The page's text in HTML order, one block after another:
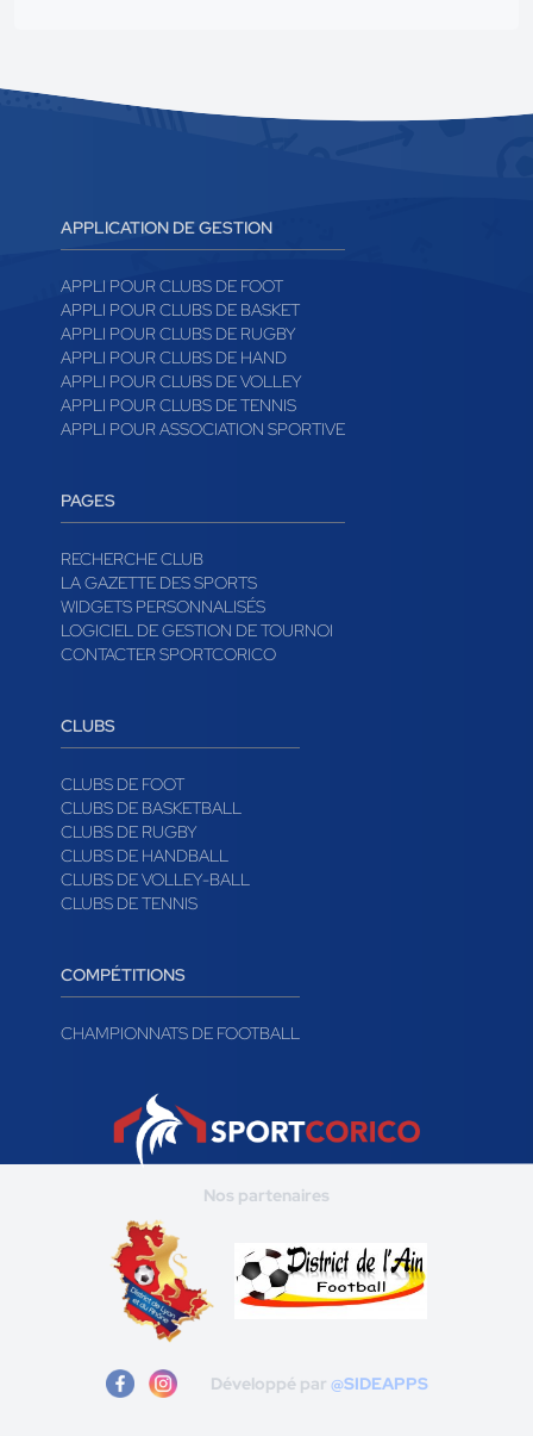
APPLICATION DE GESTION
APPLI POUR CLUBS DE FOOT
APPLI POUR CLUBS DE BASKET
APPLI POUR CLUBS DE RUGBY
APPLI POUR CLUBS DE HAND
APPLI POUR CLUBS DE VOLLEY
APPLI POUR CLUBS DE TENNIS
APPLI POUR ASSOCIATION SPORTIVE
PAGES
RECHERCHE CLUB
LA GAZETTE DES SPORTS
WIDGETS PERSONNALISÉS
LOGICIEL DE GESTION DE TOURNOI
CONTACTER SPORTCORICO
CLUBS
CLUBS DE FOOT
CLUBS DE BASKETBALL
CLUBS DE RUGBY
CLUBS DE HANDBALL
CLUBS DE VOLLEY-BALL
CLUBS DE TENNIS
COMPÉTITIONS
CHAMPIONNATS DE FOOTBALL
Nos partenaires
Développé par @SIDEAPPS